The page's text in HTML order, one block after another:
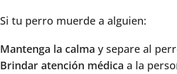
Si tu perro muerde a alguien:
Mantenga la calma y separe al
Brindar atención médica a la